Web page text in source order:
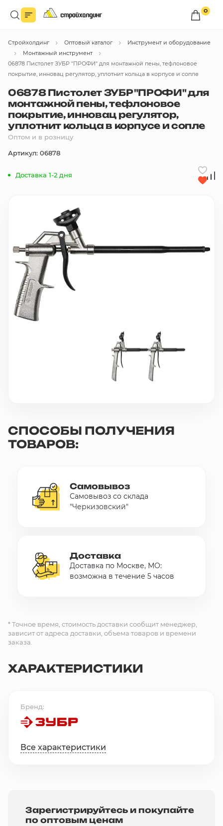
0
Войдите в личный кабинет
Вы сможете оформлять заказы
Войти
Каталог товаров
Быстрый заказ по списку
Все
Избранное
Минимальный заказ
+7(495) 988-86-47
sales@stroyholding.ru
Max
Телеграм
Оплата
Все бренды
Стройхолдинг Оптовый каталог
Инструмент и оборудование
Монтажный инструмент
06878 Пистолет ЗУБР "ПРОФИ" для монтажной пены, тефлоновое
покрытие, инновац регулятор, уплотнит кольца в корпусе и сопле
06878 Пистолет ЗУБР "ПРОФИ" для
монтажной пены, тефлоновое
покрытие, инновац регулятор,
уплотнит кольца в корпусе и сопле
Оптом и в розницу
Артикул: 06878
Доставка 1-2 дня
СПОСОБЫ ПОЛУЧЕНИЯ
ТОВАРОВ:
Самовывоз
Самовывоз со склада
"Черкизовский"
Доставка
Доставка по Москве, МО:
возможна в течение 5 часов
* Точное время, стоимость доставки сообщит менеджер,
зависит от адреса доставки, объема товаров и времени
заказа.
ХАРАКТЕРИСТИКИ
Бренд
Все характеристики
Зарегистрируйтесь и покупайте
по оптовым ценам